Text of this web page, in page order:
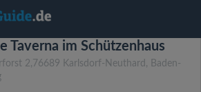
Taverna im Schützenhaus
2,76689 Karlsdorf-Neuthard, Baden-